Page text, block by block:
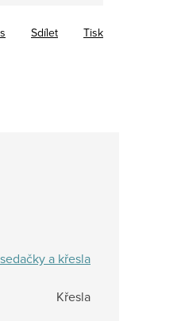
Tisk
Sdílet
a křesla
Křesla